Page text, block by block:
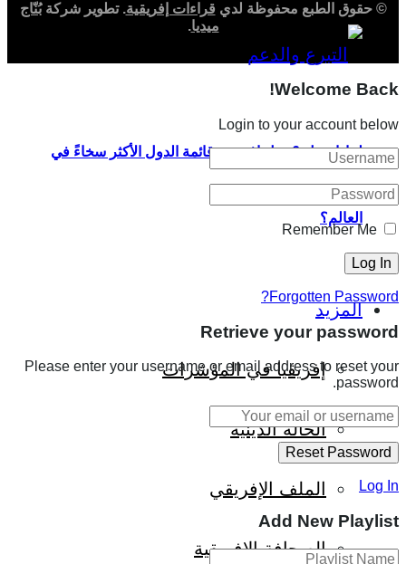
لماذا تحتل 6 دول إفريقية قائمة الدول الأكثر سخاءً في
العالم؟
المزيد
إفريقيا في المؤشرات
الحالة الدينية
الملف الإفريقي
الصحافة الإفريقية
© حقوق الطبع محفوظة لدي قراءات إفريقية. تطوير شركةبُنّاج
ميديا.
Welcome Back!
Login to your account below
Remember Me
Forgotten Password?
Retrieve your password
Please enter your username or email address to reset your
password.
Log In
Add New Playlist